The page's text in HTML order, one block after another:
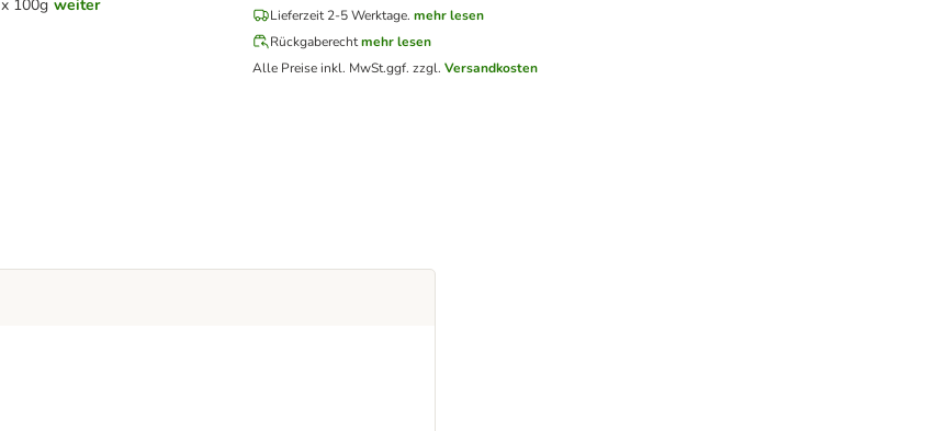
100g weiter Lieferzeit 2-5 Werktage. mehr lesen
Rückgaberecht mehr lesen
Alle Preise inkl. MwSt.ggf. zzgl. Versandkosten